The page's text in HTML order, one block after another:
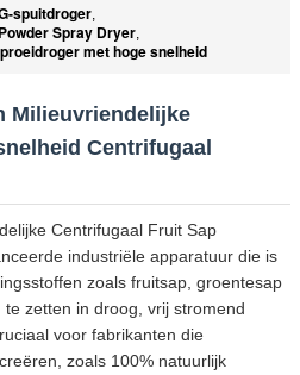
spuitdroger,
Spray Dryer,
met hoge snelheid
Milieuvriendelijke
Centrifugaal
Centrifugaal Fruit Sap
industriële apparatuur die is
zoals fruitsap, groentesap
zetten in droog, vrij stromend
voor fabrikanten die
zoals 100% natuurlijk